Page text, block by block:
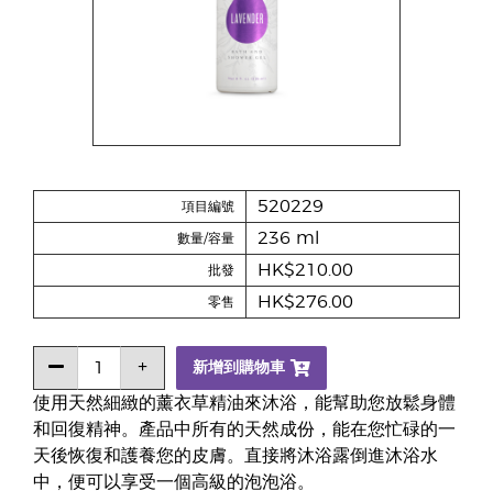
使用天然細緻的薰衣草精油來沐浴，能幫助您放鬆身體
和回復精神。產品中所有的天然成份，能在您忙碌的一
天後恢復和護養您的皮膚。直接將沐浴露倒進沐浴水
中，便可以享受一個高級的泡泡浴。
項目編號 520229
數量/容量 236 ml
批發 HK$210.00
零售 HK$276.00
新增到購物車